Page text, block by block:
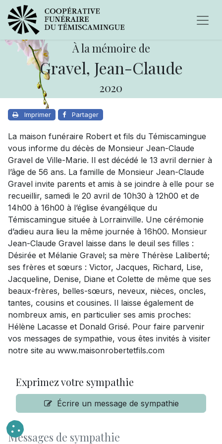
À la mémoire de
Gravel, Jean-Claude
2020
Imprimer Partager
La maison funéraire Robert et fils du Témiscamingue
vous informe du décès de Monsieur Jean-Claude
Gravel de Ville-Marie. Il est décédé le 13 avril dernier à
l’âge de 56 ans. La famille de Monsieur Jean-Claude
Gravel invite parents et amis à se joindre à elle pour se
recueillir, samedi le 20 avril de 10h30 à 12h00 et de
14h00 à 16h00 à l’église évangélique du
Témiscamingue située à Lorrainville. Une cérémonie
d’adieu aura lieu la même journée à 16h00. Monsieur
Jean-Claude Gravel laisse dans le deuil ses filles :
Désirée et Mélanie Gravel; sa mère Thérèse Laliberté;
ses frères et sœurs : Victor, Jacques, Richard, Lise,
Jacqueline, Denise, Diane et Colette de même que ses
beaux-frères, belles-sœurs, neveux, nièces, oncles,
tantes, cousins et cousines. Il laisse également de
nombreux amis, en particulier ses amis proches:
Hélène Lacasse et Donald Grisé. Pour faire parvenir
vos messages de sympathie, vous êtes invités à visiter
notre site au www.maisonrobertetfils.com
Exprimez votre sympathie
Écrire un message de sympathie
Messages de sympathie